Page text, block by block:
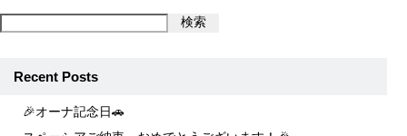
検索
Recent Posts
🎉オーナ記念日🚗